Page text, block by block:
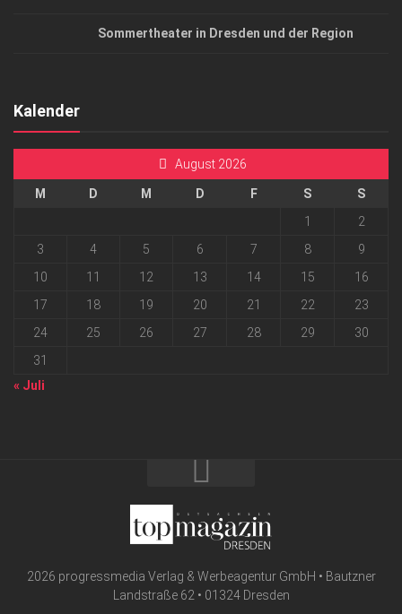
Sommertheater in Dresden und der Region
Kalender
August 2026
M D M D F S
S
1
2
3
4 5 6 7 8
9
10
11 12 13 14 15
16
17
18 19 20 21 22
23
24
25 26 27 28 29
30
31
« Juli
2026 progressmedia Verlag & Werbeagentur GmbH • Bautzner
Landstraße 62 • 01324 Dresden